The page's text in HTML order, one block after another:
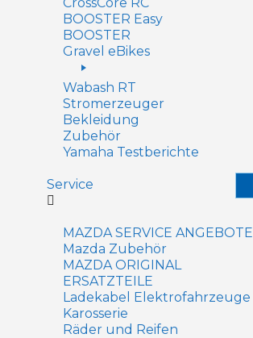
BOOSTER Easy
BOOSTER
Gravel eBikes
Wabash RT
Stromerzeuger
Bekleidung
Zubehör
Yamaha Testberichte
Service
MAZDA SERVICE ANGEBOTE
Mazda Zubehör
MAZDA ORIGINAL
ERSATZTEILE
Ladekabel Elektrofahrzeuge
Karosserie
Räder und Reifen